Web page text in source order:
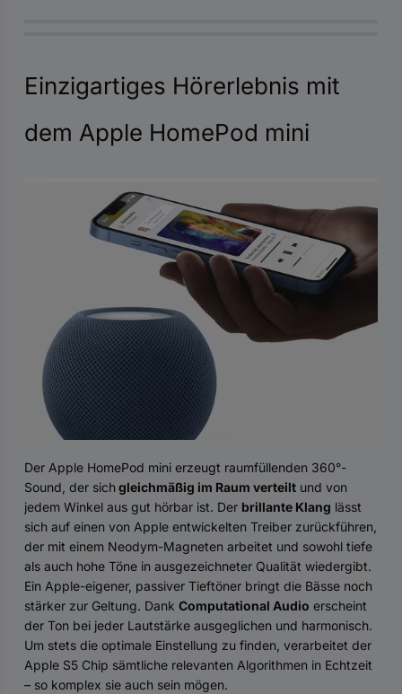
Einzigartiges Hörerlebnis mit
dem Apple HomePod mini
Der Apple HomePod mini erzeugt raumfüllenden 360°-
Sound, der sichgleichmäßig im Raum verteilt und von
jedem Winkel aus gut hörbar ist. Der brillante Klang lässt
sich auf einen von Apple entwickelten Treiber zurückführen,
der mit einem Neodym-Magneten arbeitet und sowohl tiefe
als auch hohe Töne in ausgezeichneter Qualität wiedergibt.
Ein Apple-eigener, passiver Tieftöner bringt die Bässe noch
stärker zur Geltung. Dank Computational Audio erscheint
der Ton bei jeder Lautstärke ausgeglichen und harmonisch.
Um stets die optimale Einstellung zu finden, verarbeitet der
Apple S5 Chip sämtliche relevanten Algorithmen in Echtzeit
– so komplex sie auch sein mögen.